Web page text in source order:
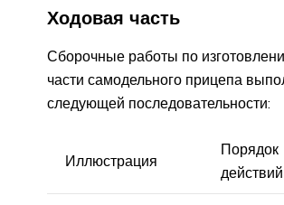
Ходовая часть
Сборочные работы по
части самодельного прицепа
следующей последовательности:
Иллюстрация
Порядок
действий